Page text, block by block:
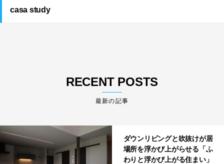
casa study
RECENT POSTS
最新の記事
ダウンリビングと吹抜けが居
場所を浮かび上がらせる「ふ
わりと浮かび上がる住まい」